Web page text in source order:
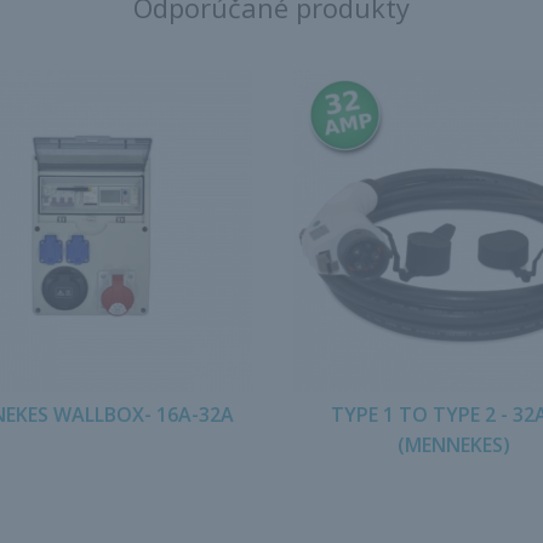
Odporúčané produkty
WALLBOX- 16A-32A
TYPE 1 TO TYPE 2 -
(MENNEKES)